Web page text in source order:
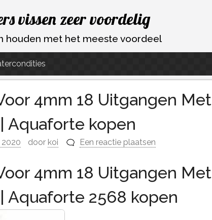
vissen zeer voordelig
houden met het meeste voordeel
4mm 18 Uitgangen Met
Aquaforte kopen
door koi Een reactie plaatsen
4mm 18 Uitgangen Met
Aquaforte 2568 kopen